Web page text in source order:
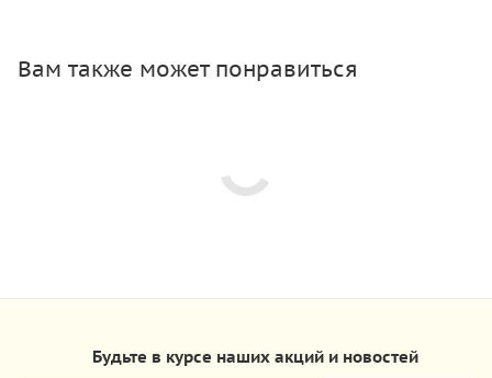
Вам также может понравиться
Будьте в курсе наших акций и новостей